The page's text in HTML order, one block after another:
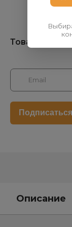
Товара нет
Описание